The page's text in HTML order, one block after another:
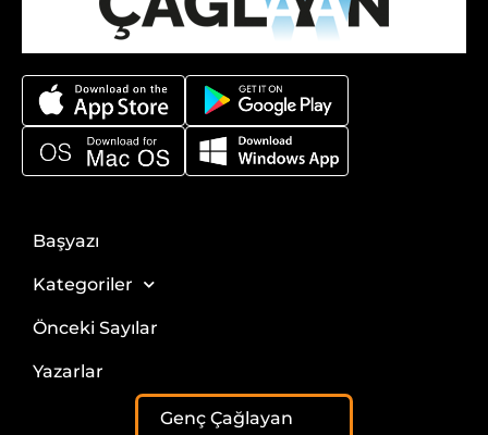
Başyazı
Kategoriler
Önceki Sayılar
Yazarlar
Genç Çağlayan